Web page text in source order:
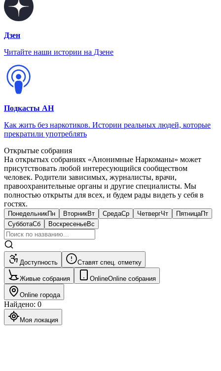
Дзен
Читайте наши истории на Дзене
Подкасты АН
Как жить без наркотиков. Истории реальных людей, которые
прекратили употреблять
Открытые собрания
На открытых собраниях «Анонимные Наркоманы» может
присутствовать любой интересующийся сообществом
человек. Родители зависимых, журналисты, врачи,
правоохранительные органы и другие специалисты. Мы
полностью открыты для всех, и будем рады видеть у себя в
гостях.
ПонедельникПн ВторникВт СредаСр ЧетвергЧт ПятницаПт
СубботаСб ВоскресеньеВс
Доступность Ставят спец. отметку
Живые собрания OnlineOnline собрания
Online города
Найдено: 0
Моя локация